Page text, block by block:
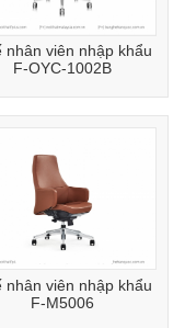
nhân viên nhập khẩu
F-OYC-1002B
nhân viên nhập khẩu
F-M5006